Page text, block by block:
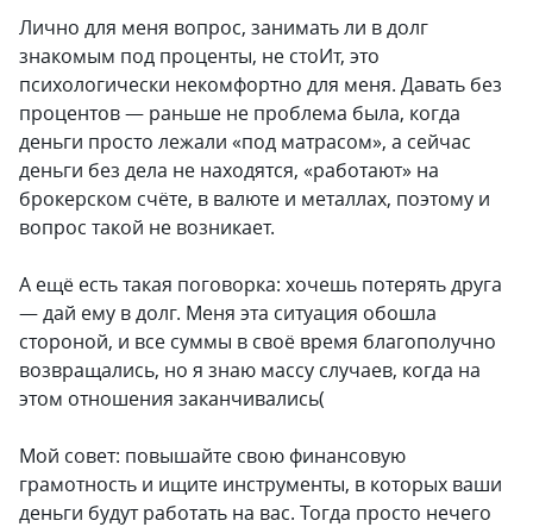
Лично для меня вопрос, занимать ли в долг
знакомым под проценты, не стоИт, это
психологически некомфортно для меня. Давать без
процентов — раньше не проблема была, когда
деньги просто лежали «под матрасом», а сейчас
деньги без дела не находятся, «работают» на
брокерском счёте, в валюте и металлах, поэтому и
вопрос такой не возникает.
А ещё есть такая поговорка: хочешь потерять друга
— дай ему в долг. Меня эта ситуация обошла
стороной, и все суммы в своё время благополучно
возвращались, но я знаю массу случаев, когда на
этом отношения заканчивались(
Мой совет: повышайте свою финансовую
грамотность и ищите инструменты, в которых ваши
деньги будут работать на вас. Тогда просто нечего